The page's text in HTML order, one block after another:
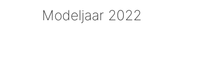
Modeljaar 2022